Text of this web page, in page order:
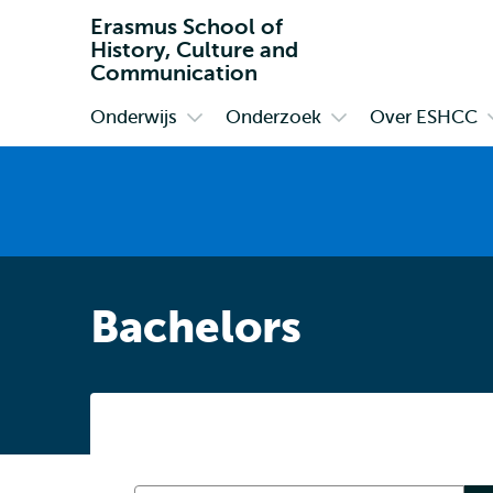
Erasmus School of
History, Culture and
Communication
Primair
Onderwijs Onderzoek Over ESHCC
Bachelors